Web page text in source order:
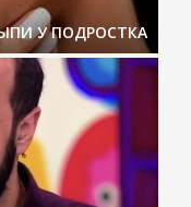
У ПОДРОСТКА